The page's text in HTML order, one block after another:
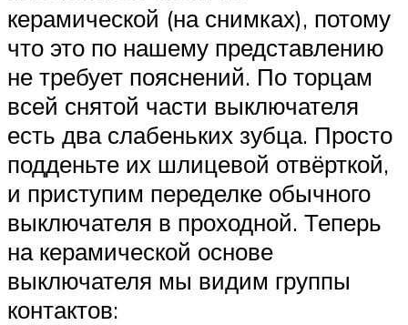
керамической (на снимках), потому
что это по нашему представлению
не требует пояснений. По торцам
всей снятой части выключателя
есть два слабеньких зубца. Просто
подденьте их шлицевой отвёрткой,
и приступим переделке обычного
выключателя в проходной. Теперь
на керамической основе
выключателя мы видим группы
контактов: